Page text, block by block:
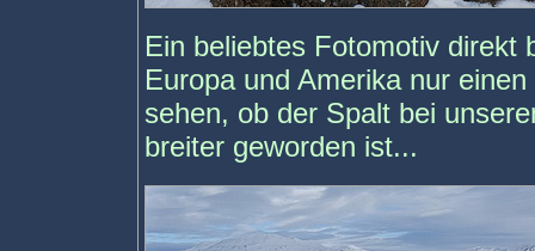
Ein beliebtes Fotomotiv direkt
Europa und Amerika nur
sehen, ob der Spalt bei
breiter geworden ist...